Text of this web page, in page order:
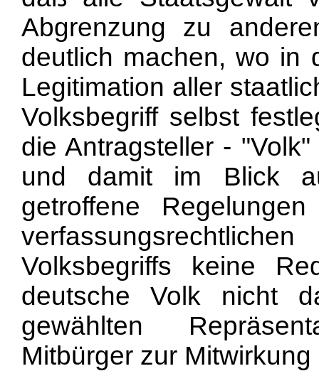
Abgrenzung zu
deutlich machen, wo in
Legitimation aller
Volksbegriff selbst
die Antragsteller -
und damit im Blick
getroffene
Volksbegriffs keine
deutsche Volk nicht
gewählten
Mitbürger zur